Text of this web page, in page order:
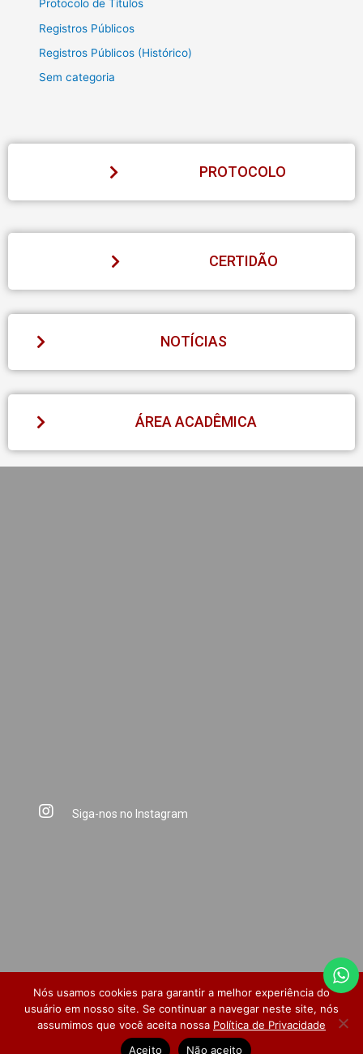
Protocolo de Títulos
Registros Públicos
Registros Públicos (Histórico)
Sem categoria
PROTOCOLO
CERTIDÃO
NOTÍCIAS
ÁREA ACADÊMICA
Siga-nos no Instagram
Pesquisa de Satisfação
Nós usamos cookies para garantir a melhor experiência do
usuário em nosso site. Se continuar a navegar neste site, nós
assumimos que você aceita nossa Política de Privacidade
Aceito
Não aceito